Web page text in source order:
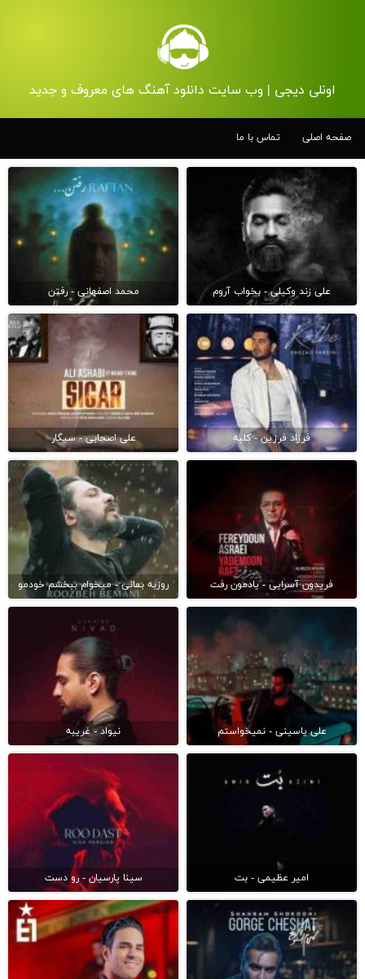
اونلی دیجی | وب سایت دانلود آهنگ های معروف و جدید
صفحه اصلی تماس با ما
علی زند وکیلی - بخواب آروم محمد اصفهانی - رفتن
فرزاد فرزین - کلبه علی اصحابی - سیگار
فریدون آسرایی - یادمون رفت روزبه بمانی - میخوام ببخشم خودمو
علی یاسینی - نمیخواستم نیواد - غریبه
امیر عظیمی - بت سینا پارسیان - رو دست